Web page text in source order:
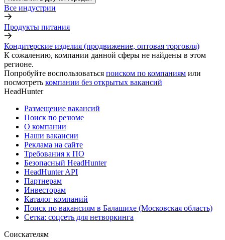
Все индустрии
Продукты питания
Кондитерские изделия (продвижение, оптовая торговля)
К сожалению, компании данной сферы не найдены в этом
регионе.
Попробуйте воспользоваться поиском по компаниям или
посмотреть компании без открытых вакансий
HeadHunter
Размещение вакансий
Поиск по резюме
О компании
Наши вакансии
Реклама на сайте
Требования к ПО
Безопасный HeadHunter
HeadHunter API
Партнерам
Инвесторам
Каталог компаний
Поиск по вакансиям в Балашихе (Московская область)
Сетка: соцсеть для нетворкинга
Соискателям